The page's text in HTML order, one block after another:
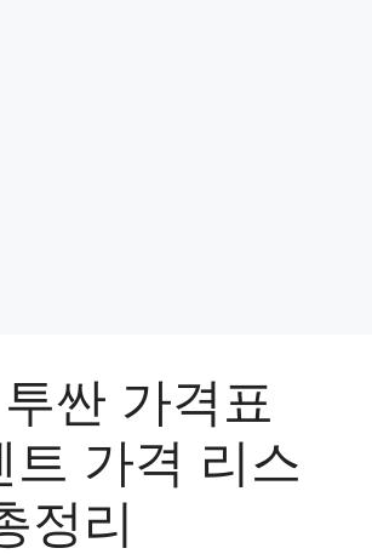
싼 가격표
트 가격 리스
정리